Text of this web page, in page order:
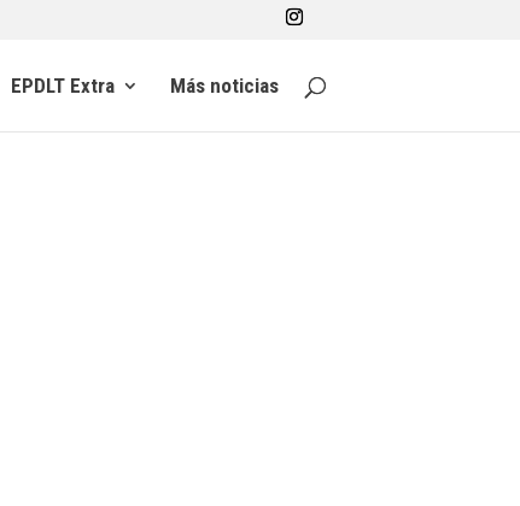
EPDLT Extra Más noticias